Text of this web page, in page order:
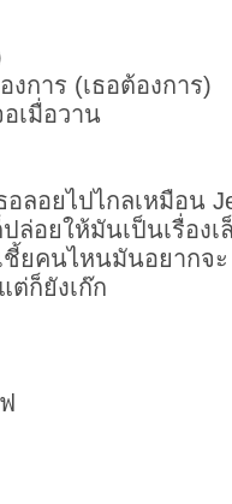
งการ (เธอต้องการ)
เมื่อวาน
ลอยไปไกลเหมือน
ล่อยให้มันเป็นเรื่องเ
ชี้ยคนไหนมันอยากจะ
ก็ยังเก๊ก